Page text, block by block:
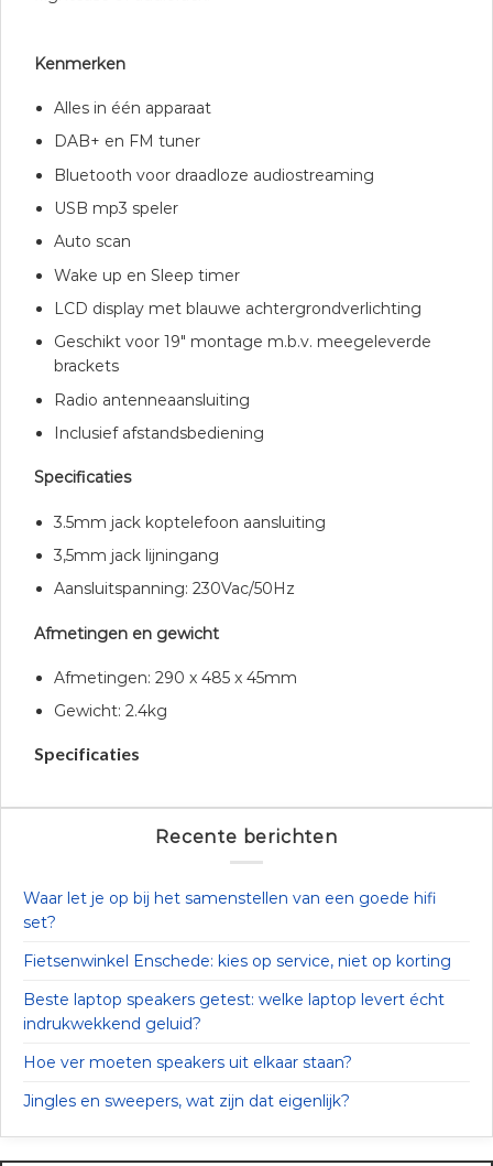
Kenmerken
Alles in één apparaat
DAB+ en FM tuner
Bluetooth voor draadloze audiostreaming
USB mp3 speler
Auto scan
Wake up en Sleep timer
LCD display met blauwe achtergrondverlichting
Geschikt voor 19″ montage m.b.v. meegeleverde
brackets
Radio antenneaansluiting
Inclusief afstandsbediening
Specificaties
3.5mm jack koptelefoon aansluiting
3,5mm jack lijningang
Aansluitspanning: 230Vac/50Hz
Afmetingen en gewicht
Afmetingen: 290 x 485 x 45mm
Gewicht: 2.4kg
Specificaties
Recente berichten
Waar let je op bij het samenstellen van een goede hifi
set?
Fietsenwinkel Enschede: kies op service, niet op korting
Beste laptop speakers getest: welke laptop levert écht
indrukwekkend geluid?
Hoe ver moeten speakers uit elkaar staan?
Jingles en sweepers, wat zijn dat eigenlijk?